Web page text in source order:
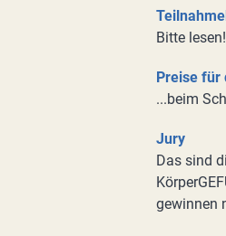
Bitte lesen!
Preise für
...beim
Jury
Das sind
gewinnen